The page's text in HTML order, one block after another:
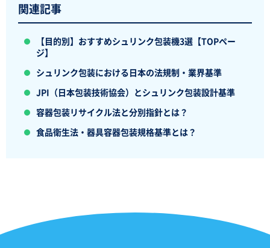
関連記事
【目的別】おすすめシュリンク包装機3選【TOPペー
ジ】
シュリンク包装における日本の法規制・業界基準
JPI（日本包装技術協会）とシュリンク包装設計基準
容器包装リサイクル法と分別指針とは？
食品衛生法・器具容器包装規格基準とは？